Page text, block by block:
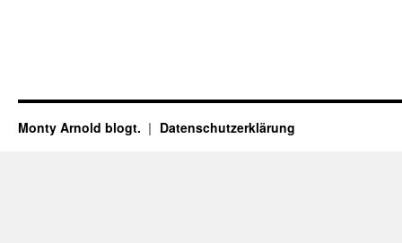
Monty Arnold blogt. Datenschutz­erklärung